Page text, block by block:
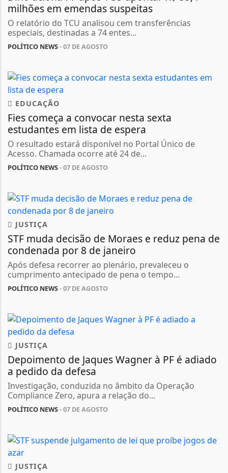
milhões em emendas suspeitas
O relatório do TCU analisou cem transferências
especiais, destinadas a 74 entes...
POLÍTICO NEWS- 07 DE AGOSTO
EDUCAÇÃO
Fies começa a convocar nesta sexta
estudantes em lista de espera
O resultado estará disponível no Portal Único de
Acesso. Chamada ocorre até 24 de...
POLÍTICO NEWS- 07 DE AGOSTO
JUSTIÇA
STF muda decisão de Moraes e reduz pena de
condenada por 8 de janeiro
Após defesa recorrer ao plenário, prevaleceu o
cumprimento antecipado de pena o tempo...
POLÍTICO NEWS- 07 DE AGOSTO
JUSTIÇA
Depoimento de Jaques Wagner à PF é adiado
a pedido da defesa
Investigação, conduzida no âmbito da Operação
Compliance Zero, apura a relação do...
POLÍTICO NEWS- 07 DE AGOSTO
JUSTIÇA